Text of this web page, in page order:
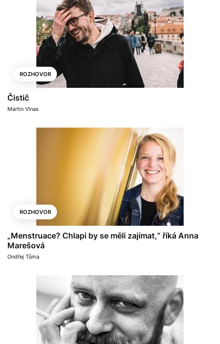
ROZHOVOR
Čistič
Martin Vlnas
ROZHOVOR
„Menstruace? Chlapi by se měli zajímat,“ říká Anna
Marešová
Ondřej Tůma